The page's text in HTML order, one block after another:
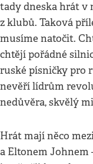
tady dneska hrát v
z klubů. Taková
musíme natočit.
chtějí pořádné
ruské písničky pro
nevěří lídrům
nedůvěra, skvělý
Hrát mají něco
a Eltonem Johnem